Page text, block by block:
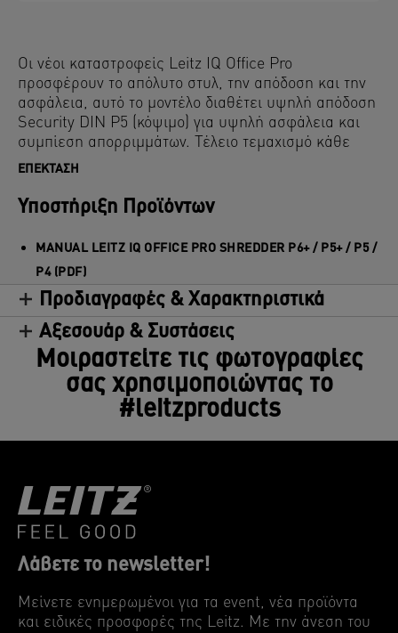
Οι νέοι καταστροφείς Leitz IQ Office Pro
προσφέρουν το απόλυτο στυλ, την απόδοση και την
ασφάλεια, αυτό το μοντέλο διαθέτει υψηλή απόδοση
Security DIN P5 (κόψιμο) για υψηλή ασφάλεια και
συμπίεση απορριμμάτων. Τέλειο τεμαχισμό κάθε
φορά, ιδανικός για χρήση στο γραφείο. Υψηλότερη
jam, αθόρυβο και ανθεκτικό καταστροφέα.
Καταστρέψτε 15 φύλλα A4 σε μικρότερα κομμάτια
micro cut για περισσότερη χωρητικότητα στον
λειτουργία με χειριστήρια αφής. Καταστρέψτε για
μεγαλύτερο χρονικό διάστημα με κορυφαία διάρκεια
εκτέλεσης 4 ωρών για μια απρόσκοπτη εμπειρία
τεμαχισμού.
ΕΠΈΚΤΑΣΗ
Υποστήριξη Προϊόντων
MANUAL LEITZ IQ OFFICE PRO SHREDDER P6+ / P5+ / P5 /
P4 (PDF)
Προδιαγραφές & Χαρακτηριστικά
Αξεσουάρ & Συστάσεις
Μοιραστείτε τις φωτογραφίες
σας χρησιμοποιώντας το
#leitzproducts
Λάβετε το newsletter!
Μείνετε ενημερωμένοι για τα event, νέα προϊόντα
και ειδικές προσφορές της Leitz. Mε την άνεση του